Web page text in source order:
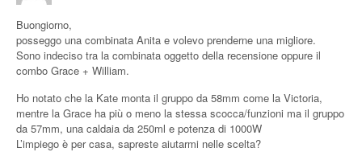
Buongiorno,
posseggo una combinata Anita e volevo prenderne una migliore.
Sono indeciso tra la combinata oggetto della recensione oppure il
combo Grace + William.
Ho notato che la Kate monta il gruppo da 58mm come la Victoria,
mentre la Grace ha più o meno la stessa scocca/funzioni ma il gruppo
da 57mm, una caldaia da 250ml e potenza di 1000W
L’impiego è per casa, sapreste aiutarmi nelle scelta?